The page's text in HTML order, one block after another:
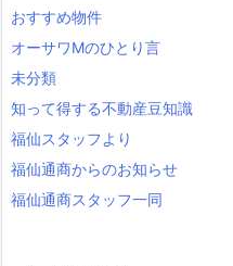
おすすめ物件
オーサワMのひとり言
未分類
知って得する不動産豆知識
福仙スタッフより
福仙通商からのお知らせ
福仙通商スタッフ一同